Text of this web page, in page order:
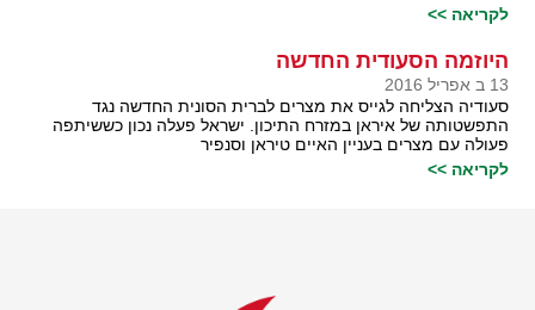
לקריאה >>
היוזמה הסעודית החדשה
13 ב אפריל 2016
סעודיה הצליחה לגייס את מצרים לברית הסונית החדשה נגד
התפשטותה של איראן במזרח התיכון. ישראל פעלה נכון כששיתפה
פעולה עם מצרים בעניין האיים טיראן וסנפיר
לקריאה >>